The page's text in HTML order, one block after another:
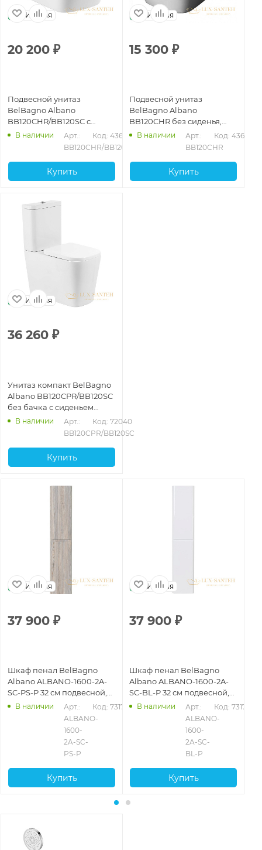
Италия
20 200 ₽
Подвесной унитаз
BelBagno Albano
BB120CHR/BB120SC с
сиденьем микролифт,
В наличии
Арт.:
BB120CHR/BB120SC
Код: 43645
Купить
Италия
15 300 ₽
Подвесной унитаз
BelBagno Albano
BB120CHR без сиденья,
белый
В наличии
Арт.:
BB120CHR
Код: 43644
Купить
Италия
36 260 ₽
Унитаз компакт BelBagno
Albano BB120CPR/BB120SC
без бачка с сиденьем
микролифт, белый
В наличии
Арт.:
BB120CPR/BB120SC
Код: 72040
Купить
Италия
37 900 ₽
Шкаф пенал BelBagno
Albano ALBANO-1600-2A-
SC-PS-P 32 см подвесной,
pino scania
В наличии
Арт.:
ALBANO-
1600-
2A-SC-
PS-P
Код: 73177
Купить
Италия
37 900 ₽
Шкаф пенал BelBagno
Albano ALBANO-1600-2A-
SC-BL-P 32 см подвесной,
bianco lucido
В наличии
Арт.:
ALBANO-
1600-
2A-SC-
BL-P
Код: 73176
Купить